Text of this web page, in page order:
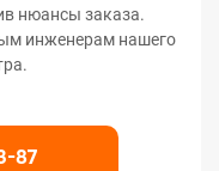
нюансы заказа.
инженерам нашего
87